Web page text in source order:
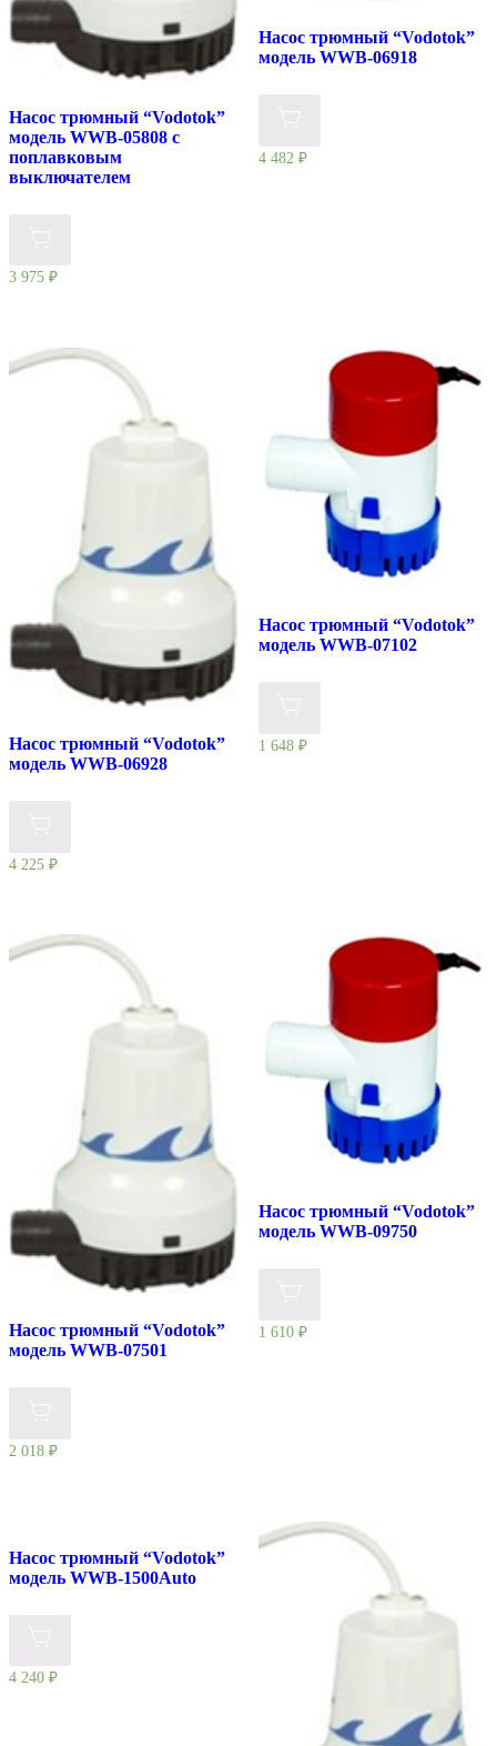
Насос трюмный “Vodotok”
модель WWB-05808 с
поплавковым
выключателем
3 975 ₽
Насос трюмный “Vodotok”
модель WWB-06918
4 482 ₽
Насос трюмный “Vodotok”
модель WWB-06928
4 225 ₽
Насос трюмный “Vodotok”
модель WWB-07102
1 648 ₽
Насос трюмный “Vodotok”
модель WWB-07501
2 018 ₽
Насос трюмный “Vodotok”
модель WWB-09750
1 610 ₽
Насос трюмный “Vodotok”
модель WWB-1500Auto
4 240 ₽